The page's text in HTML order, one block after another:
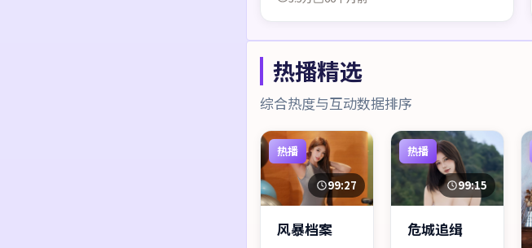
热播精选
综合热度与互动数据排序
热播
99:27
风暴档案
热播
99:15
危城追缉